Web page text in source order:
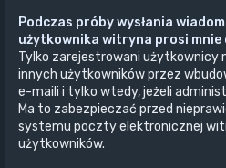
Podczas próby wysłania
użytkownika witryna prosi mnie
Tylko zarejestrowani użytkownicy
innych użytkowników przez
e-maili i tylko wtedy, jeżeli
Ma to zabezpieczać przed
systemu poczty elektronicznej
użytkowników.